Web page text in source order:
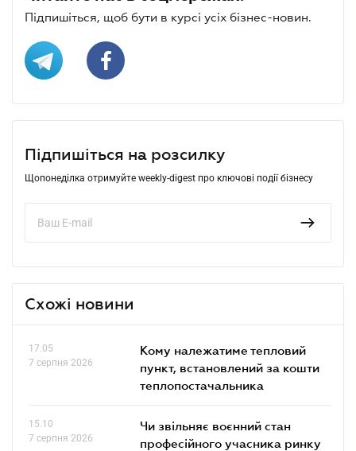
Підпишіться, щоб бути в курсі усіх бізнес-новин.
Підпишіться на розсилку
Щопонеділка отримуйте weekly-digest про ключові події бізнесу
Схожі новини
17.05
7 серпня 2026
Кому належатиме тепловий
пункт, встановлений за кошти
теплопостачальника
15.10
7 серпня 2026
Чи звільняє воєнний стан
професійного учасника ринку